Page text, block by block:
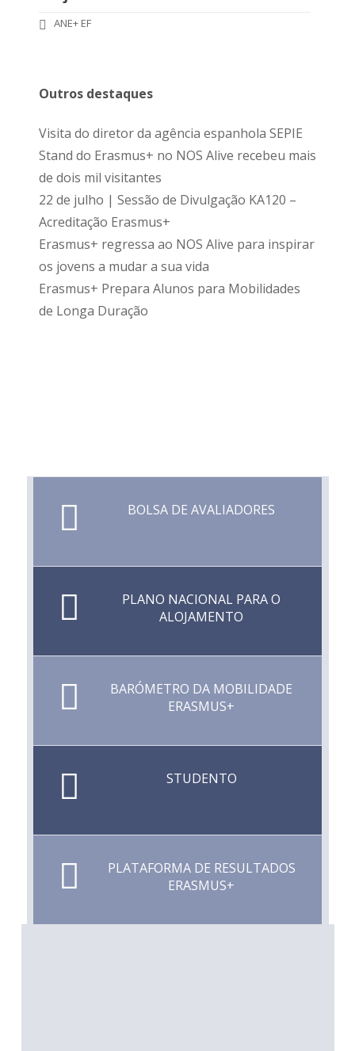
ANE+ EF
Outros destaques
Visita do diretor da agência espanhola SEPIE
Stand do Erasmus+ no NOS Alive recebeu mais
de dois mil visitantes
22 de julho | Sessão de Divulgação KA120 –
Acreditação Erasmus+
Erasmus+ regressa ao NOS Alive para inspirar
os jovens a mudar a sua vida
Erasmus+ Prepara Alunos para Mobilidades
de Longa Duração
BOLSA DE AVALIADORES
PLANO NACIONAL PARA O
ALOJAMENTO
BARÓMETRO DA MOBILIDADE
ERASMUS+
STUDENTO
PLATAFORMA DE RESULTADOS
ERASMUS+